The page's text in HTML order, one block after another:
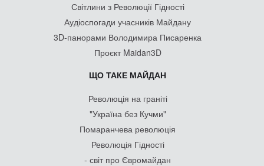
Світлини з Революції Гідності
Аудіоспогади учасників Майдану
3D-панорами Володимира Писаренка
Проєкт Maidan3D
ЩО ТАКЕ МАЙДАН
Революція на граніті
"Україна без Кучми"
Помаранчева революція
Революція Гідності
- світ про Євромайдан